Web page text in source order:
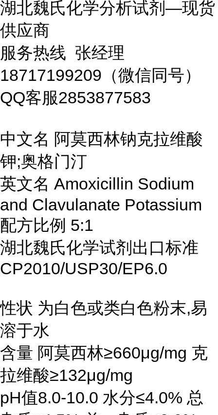
湖北魏氏化学分析试剂—现货
供应商
服务热线 张经理
18717199209（微信同号）
QQ客服2853877583
中文名 阿莫西林钠克拉维酸
钾;奥格门汀
英文名 Amoxicillin Sodium
and Clavulanate Potassium
配方比例 5:1
湖北魏氏化学试剂出口标准
CP2010/USP30/EP6.0
性状 为白色或类白色粉末,易
溶于水
含量 阿莫西林≥660μg/mg 克
拉维酸≥132μg/mg
pH值8.0-10.0 水分≤4.0% 总